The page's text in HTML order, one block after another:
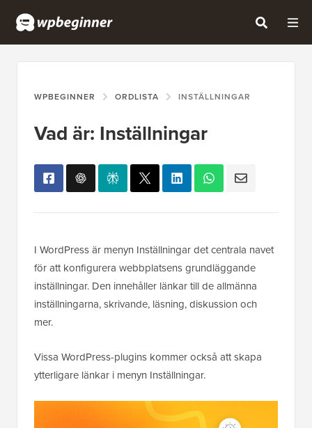
WPBEGINNER ORDLISTA INSTÄLLNINGAR
Vad är: Inställningar
I WordPress är menyn Inställningar det centrala navet
för att konfigurera webbplatsens grundläggande
inställningar. Den innehåller länkar till de allmänna
inställningarna, skrivande, läsning, diskussion och
mer.
Vissa WordPress-plugins kommer också att skapa
ytterligare länkar i menyn Inställningar.